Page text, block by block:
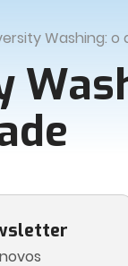
Washing: